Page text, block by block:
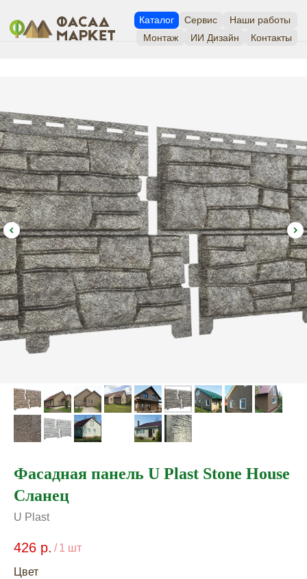
Сервис Наши работы
Монтаж ИИ Дизайн Контакты
Фасадная панель U Plast Stone House
Сланец
U Plast
426 р. / 1 шт
Цвет